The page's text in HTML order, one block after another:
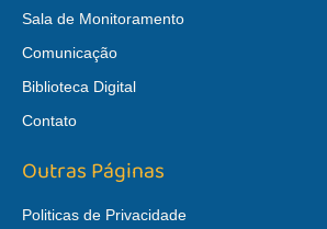
Sala de Monitoramento
Comunicação
Biblioteca Digital
Contato
Outras Páginas
Politicas de Privacidade